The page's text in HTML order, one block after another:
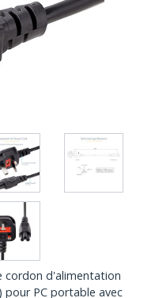
cordon d'alimentation
pour PC portable avec